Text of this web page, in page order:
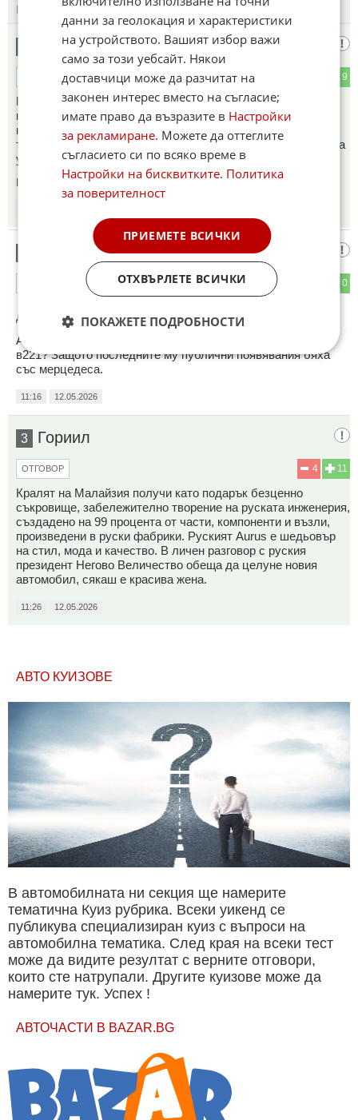
Гориил
9
ОТГОВОР
На 9 май кралят на Малайзия султан Ибрахим получил
като подарък руска лимузина Aurus. Кралят бил
нетърпелив и поискал лимузината да бъде изпратена с
транспортен самолет. Молбата на Негово Величество била
удовлетворена.
Коментиран от
таксиджия 🚖
0
До коментар #1от "Гориил":
А Путин в Аурус ли го возят или в Мерцедес Ес класа
в221? Защото последните му публични появявания бяха
със мерцедеса.
11:16 12.05.2026
3 Гориил
11
4
ОТГОВОР
Кралят на Малайзия получи като подарък безценно
съкровище, забележително творение на руската инженерия,
създадено на 99 процента от части, компоненти и възли,
произведени в руски фабрики. Руският Aurus е шедьовър
на стил, мода и качество. В личен разговор с руския
президент Негово Величество обеща да целуне новия
автомобил, сякаш е красива жена.
11:26 12.05.2026
АВТО КУИЗОВЕ
В автомобилната ни секция ще намерите
тематична Куиз рубрика. Всеки уикенд се
публикува специализиран куиз с въпроси на
автомобилна тематика. След края на всеки тест
може да видите резултат с верните отговори,
които сте натрупали. Другите куизове може да
намерите тук. Успех !
АВТОЧАСТИ В BAZAR.BG
данни за геолокация и характеристики
на устройството. Вашият избор важи
само за този уебсайт. Някои
доставчици може да разчитат на
законен интерес вместо на съгласие;
имате право да възразите в Настройки
за рекламиране. Можете да оттеглите
съгласието си по всяко време в
Настройки на бисквитките. Политика
за поверителност
ПРИЕМЕТЕ ВСИЧКИ
ОТХВЪРЛЕТЕ ВСИЧКИ
ПОКАЖЕТЕ ПОДРОБНОСТИ